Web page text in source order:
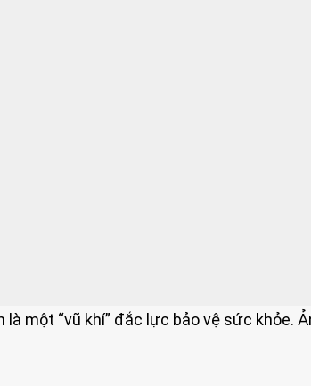
một “vũ khí” đắc lực bảo vệ sức khỏe.